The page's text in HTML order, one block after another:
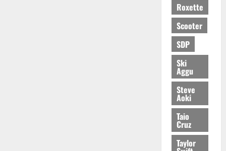
Roxette
Scooter
SDP
Ski
Aggu
Steve
Aoki
Taio
Cruz
Taylor